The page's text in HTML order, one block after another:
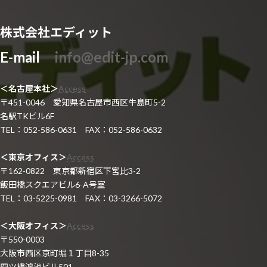
株式会社エディット
E-mailinfo@edit-jp.com
＜名古屋本社＞Access
〒451-0046 愛知県名古屋市西区牛島町5-2
名駅TKビル6F
TEL：052-586-0631 FAX：052-586-0632
＜東京オフィス＞Access
〒162-0822 東京都新宿区下宮比3-2
飯田橋スクエアビル6-A号室
TEL：03-5225-0981 FAX：03-3266-5072
＜大阪オフィス＞Access
〒550-0003
大阪市西区京町堀１丁目8-35